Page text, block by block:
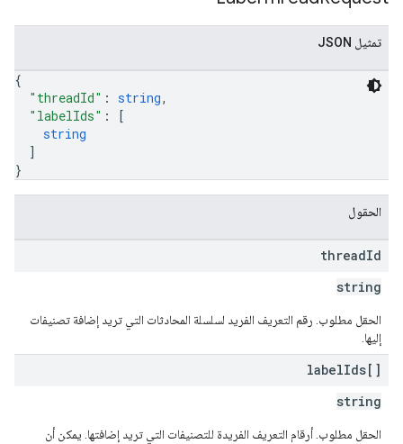
تمثيل JSON
{
"threadId" : string,
"labelIds" :
[
string
]
}
الحقول
threadId
string
الحقل مطلوب. رقم التعريف الفريد لسلسلة المحادثات التي تريد إضافة تصنيفات
إليها.
labelIds[]
string
الحقل مطلوب. أرقام التعريف الفريدة للتصنيفات التي تريد إضافتها. يمكن أن